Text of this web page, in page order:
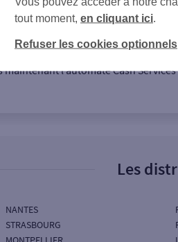
est la nouvelle marque de
et CIC.
2024, les distributeurs
maintenant l’automate Cash
Les
NANTES
STRASBOURG
tout moment, en cliquant ici.
Refuser les cookies optionnels